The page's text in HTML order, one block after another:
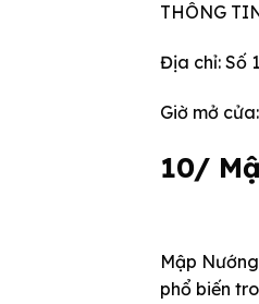
THÔNG
Địa chỉ: Số
Giờ mở
10/
Mập
phổ biến